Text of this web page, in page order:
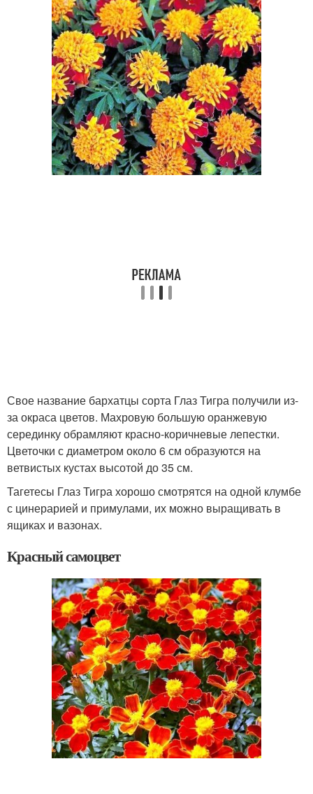
Свое название бархатцы сорта Глаз Тигра получили из-
за окраса цветов. Махровую большую оранжевую
серединку обрамляют красно-коричневые лепестки.
Цветочки с диаметром около 6 см образуются на
ветвистых кустах высотой до 35 см.
Тагетесы Глаз Тигра хорошо смотрятся на одной клумбе
с цинерарией и примулами, их можно выращивать в
ящиках и вазонах.
Красный самоцвет